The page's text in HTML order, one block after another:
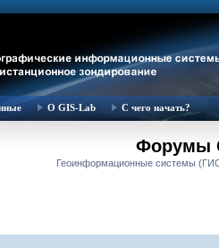
О GIS-Lab С чего начать?
Форумы
Геоинформационные системы